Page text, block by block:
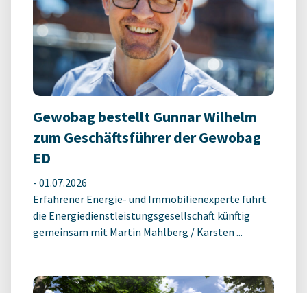
Gewobag bestellt Gunnar Wilhelm
zum Geschäftsführer der Gewobag
ED
- 01.07.2026
Erfahrener Energie- und Immobilienexperte führt
die Energiedienstleistungsgesellschaft künftig
gemeinsam mit Martin Mahlberg / Karsten ...